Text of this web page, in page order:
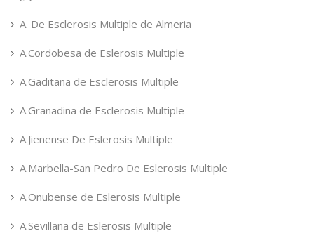
A. De Esclerosis Multiple de Almeria
A.Cordobesa de Eslerosis Multiple
A.Gaditana de Esclerosis Multiple
A.Granadina de Esclerosis Multiple
A.Jienense De Eslerosis Multiple
A.Marbella-San Pedro De Eslerosis Multiple
A.Onubense de Eslerosis Multiple
A.Sevillana de Eslerosis Multiple